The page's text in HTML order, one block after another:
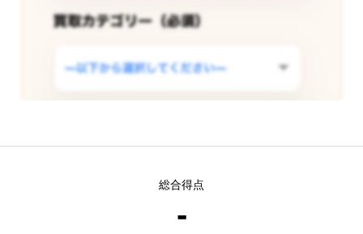
トする
人 がこの店舗での査定受付開始を希
総合得点
-